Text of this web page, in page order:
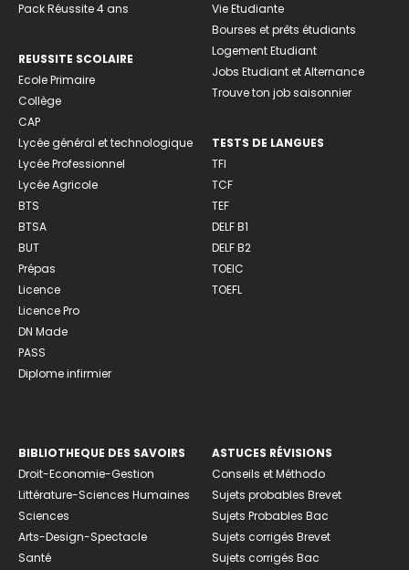
Pack Réussite 4 ans
REUSSITE SCOLAIRE
Ecole Primaire
Collège
CAP
Lycée général et technologique
Lycée Professionnel
Lycée Agricole
BTS
BTSA
BUT
Prépas
Licence
Licence Pro
DN Made
PASS
Diplome infirmier
Vie Etudiante
Bourses et prêts étudiants
Logement Etudiant
Jobs Etudiant et Alternance
Trouve ton job saisonnier
TESTS DE LANGUES
TFI
TCF
TEF
DELF B1
DELF B2
TOEIC
TOEFL
BIBLIOTHEQUE DES SAVOIRS
Droit-Economie-Gestion
Littérature-Sciences Humaines
Sciences
Arts-Design-Spectacle
Santé
ASTUCES RÉVISIONS
Conseils et Méthodo
Sujets probables Brevet
Sujets Probables Bac
Sujets corrigés Brevet
Sujets corrigés Bac